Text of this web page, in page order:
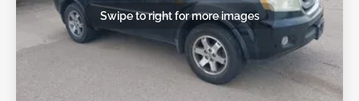
Swipe to right for more images